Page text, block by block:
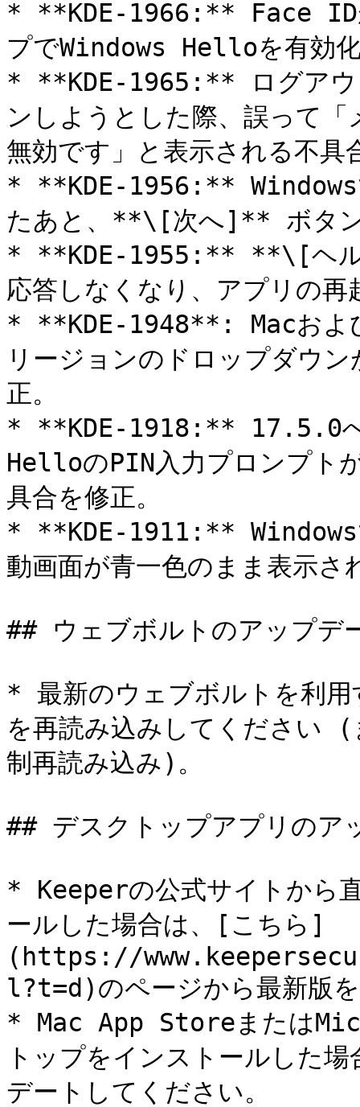
* **KDE-1966:** Face ID
プでWindows Helloを有効
* **KDE-1965:** ログアウ
ンしようとした際、誤って
無効です」と表示される不具
* **KDE-1956:** Windows
たあと、**\[次へ]** ボタン
* **KDE-1955:** **\[ヘ
応答しなくなり、アプリの
* **KDE-1948**: Macおよ
リージョンのドロップダウ
正。
* **KDE-1918:** 17.5.0へ
HelloのPIN入力プロンプト
具合を修正。
* **KDE-1911:** Windows
動画面が青一色のまま表示さ
## ウェブボルトのアップデ
* 最新のウェブボルトを利
を再読み込みしてくださ
制再読み込み)。
## デスクトップアプリのア
* Keeperの公式サイトから
ールした場合は、[こちら]
(https://
l?t=d)のページから最新版
* Mac App Storeまたは
トップをインストールした
デートしてください。